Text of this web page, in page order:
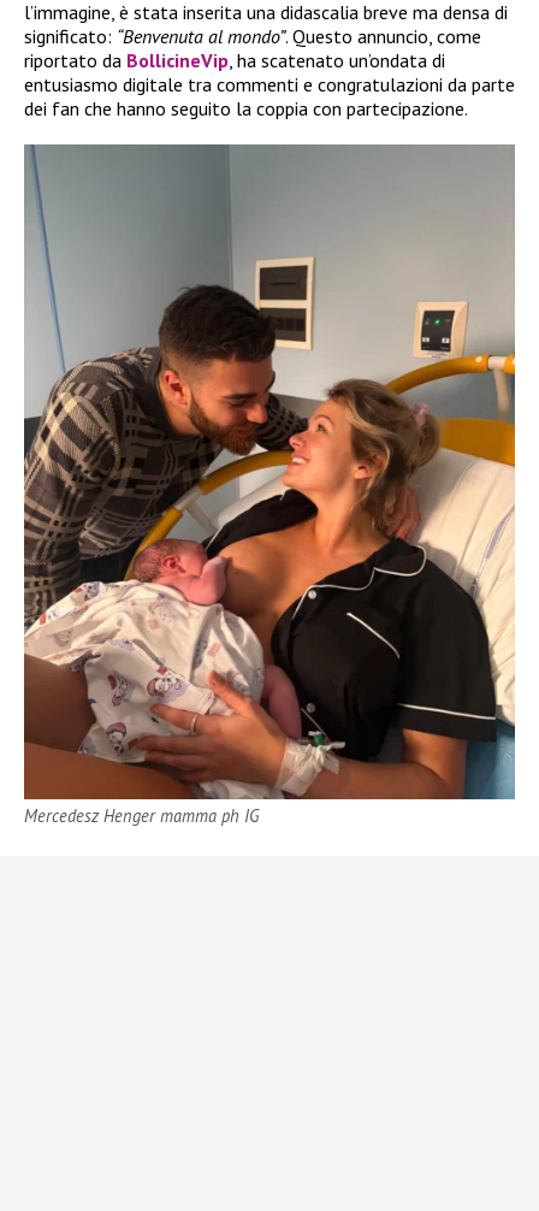
l’immagine, è stata inserita una didascalia breve ma densa di
significato: “Benvenuta al mondo”. Questo annuncio, come
riportato da BollicineVip , ha scatenato un’ondata di
entusiasmo digitale tra commenti e congratulazioni da parte
dei fan che hanno seguito la coppia con partecipazione.
Mercedesz Henger mamma ph IG